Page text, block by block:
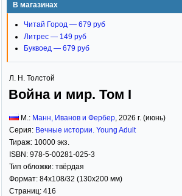
В магазинах
Читай Город — 679 руб
Литрес — 149 руб
Буквоед — 679 руб
Л. Н. Толстой
Война и мир. Том I
М.: Манн, Иванов и Фербер 2026 г. (июнь)
Серия: Вечные истории. Young Adult
Тираж: 10000 экз.
ISBN: 978-5-00281-025-3
Тип обложки: твёрдая
Формат: 84x108/32 (130x200 мм)
Страниц: 416